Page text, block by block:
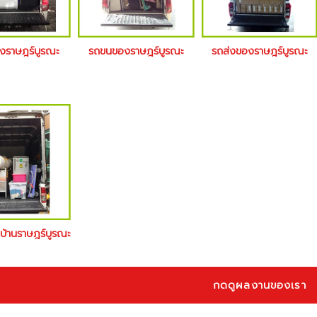
ราษฎร์บูรณะ รถขนของราษฎร์บูรณะ รถส่งของราษฎร์บูรณะ
านราษฎร์บูรณะ
กดดูผลงานของเรา